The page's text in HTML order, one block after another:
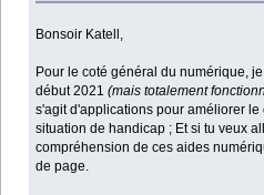
Bonsoir Katell,
Pour le coté général du numérique,
début 2021(mais totalement
s'agit d'applications pour améliorer
situation de handicap ; Et si tu veux
compréhension de ces aides
de page.